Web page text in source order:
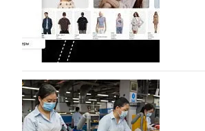
07.08.2026 324
На платформе Lamoda -
дизайнерских марок